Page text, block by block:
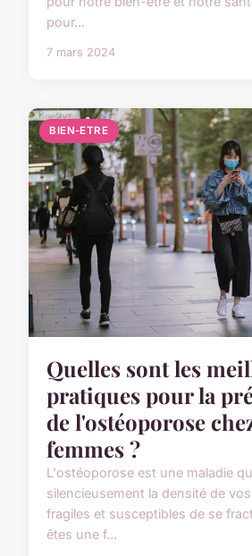
pour...
7 mars 2024
BIEN-ETRE
Quelles sont les
pratiques pour la
de l'ostéoporose
femmes ?
L'ostéoporose est une maladie
silencieusement la densité de
fragiles et susceptibles de se
êtes une f...